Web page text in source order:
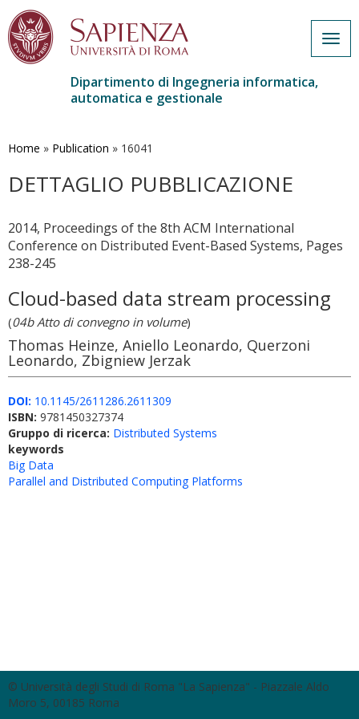
contenuto
Dipartimento di Ingegneria informatica,
automatica e gestionale
Home » Publication » 16041
DETTAGLIO PUBBLICAZIONE
2014, Proceedings of the 8th ACM International
Conference on Distributed Event-Based Systems, Pages
238-245
Cloud-based data stream processing
(04b Atto di convegno in volume)
Thomas Heinze, Aniello Leonardo, Querzoni
Leonardo, Zbigniew Jerzak
DOI: 10.1145/2611286.2611309
ISBN: 9781450327374
Gruppo di ricerca: Distributed Systems
keywords
Big Data
Parallel and Distributed Computing Platforms
© Università degli Studi di Roma "La Sapienza" - Piazzale Aldo
Moro 5, 00185 Roma